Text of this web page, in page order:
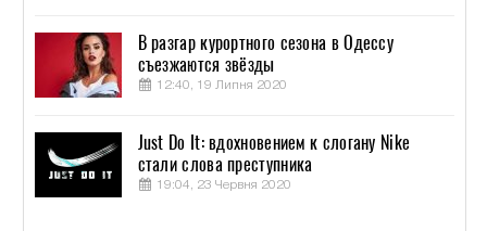
В разгар курортного сезона в Одессу
съезжаются звёзды
12:40, 19 Липня 2020
Just Do It: вдохновением к слогану Nike
стали слова преступника
19:04, 23 Червня 2020